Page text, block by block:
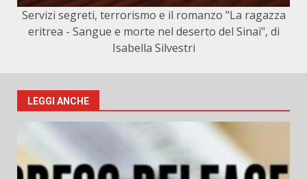
Servizi segreti, terrorismo e il romanzo "La ragazza
eritrea - Sangue e morte nel deserto del Sinai", di
Isabella Silvestri
LEGGI ANCHE